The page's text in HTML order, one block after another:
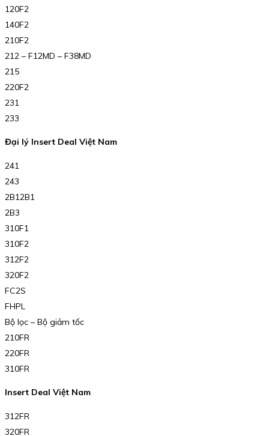
120F2
140F2
210F2
212 – F12MD – F38MD
215
220F2
231
233
Đại lý Insert Deal Việt Nam
241
243
2B12B1
2B3
310F1
310F2
312F2
320F2
FC2S
FHPL
Bộ lọc – Bộ giảm tốc
210FR
220FR
310FR
Insert Deal Việt Nam
312FR
320FR